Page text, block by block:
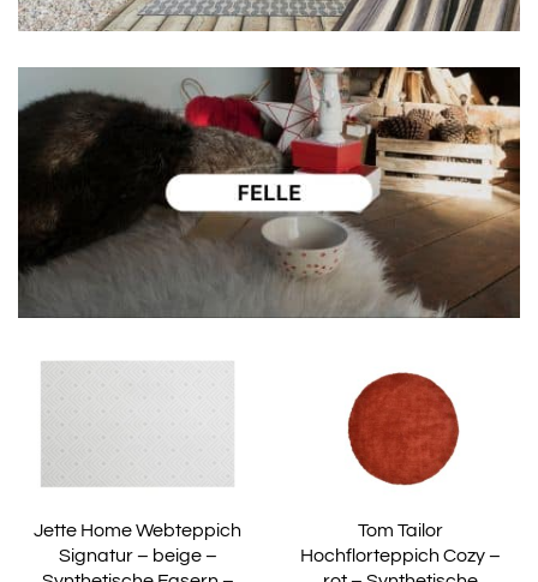
Jette Home Webteppich
Signatur – beige –
Tom Tailor
Hochflorteppich Cozy –